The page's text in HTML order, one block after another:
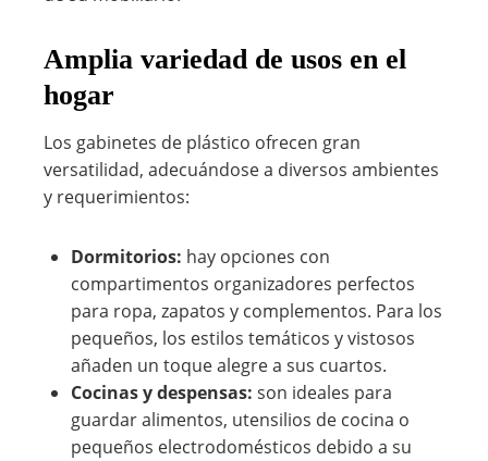
Amplia variedad de usos en el
hogar
Los gabinetes de plástico ofrecen gran
versatilidad, adecuándose a diversos ambientes
y requerimientos:
Dormitorios: hay opciones con
compartimentos organizadores perfectos
para ropa, zapatos y complementos. Para los
pequeños, los estilos temáticos y vistosos
añaden un toque alegre a sus cuartos.
Cocinas y despensas: son ideales para
guardar alimentos, utensilios de cocina o
pequeños electrodomésticos debido a su